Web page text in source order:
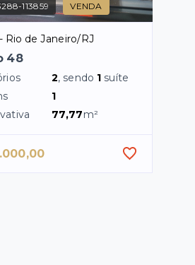
113859 VENDA
Rio de Janeiro/RJ
48
2, sendo 1 suíte
1
77,77m²